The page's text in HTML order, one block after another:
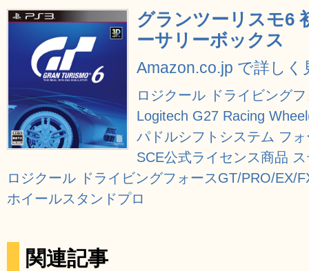
グランツーリスモ6
ーサリーボックス
Amazon.co.jp で詳しく
ロジクール ドライビング
Logitech G27 Racing
パドルシフトシステム フ
SCE公式ライセンス商品
ロジクール ドライビングフォースGT/PRO/
ホイールスタンドプロ
関連記事